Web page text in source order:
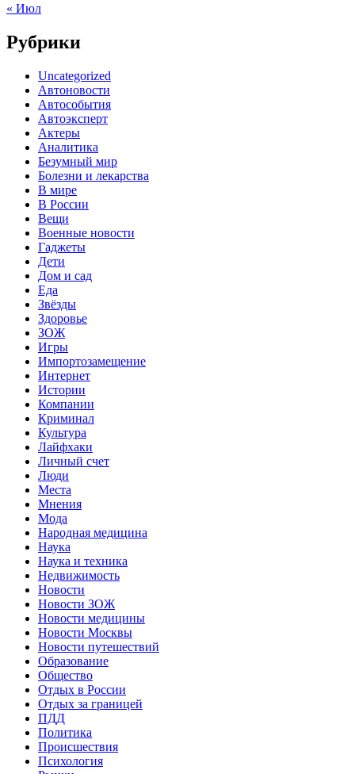
« Июл
Рубрики
Uncategorized
Автоновости
Автособытия
Автоэксперт
Актеры
Аналитика
Безумный мир
Болезни и лекарства
В мире
В России
Вещи
Военные новости
Гаджеты
Дети
Дом и сад
Еда
Звёзды
Здоровье
ЗОЖ
Игры
Импортозамещение
Интернет
Истории
Компании
Криминал
Культура
Лайфхаки
Личный счет
Люди
Места
Мнения
Мода
Народная медицина
Наука
Наука и техника
Недвижимость
Новости
Новости ЗОЖ
Новости медицины
Новости Москвы
Новости путешествий
Образование
Общество
Отдых в России
Отдых за границей
ПДД
Политика
Происшествия
Психология